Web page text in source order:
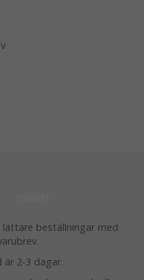
lättare beställningar med
är 2-3 dagar.